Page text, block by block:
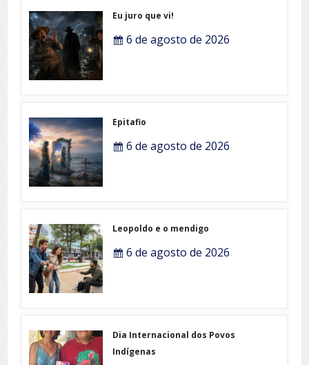
Eu juro que vi!
6 de agosto de 2026
Epitafio
6 de agosto de 2026
Leopoldo e o mendigo
6 de agosto de 2026
Dia Internacional dos Povos
Indígenas